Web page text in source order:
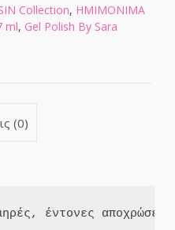
Collection, ΗΜΙΜΟΝΙΜΑ
ml, Gel Polish By Sara
(0)
έντονες